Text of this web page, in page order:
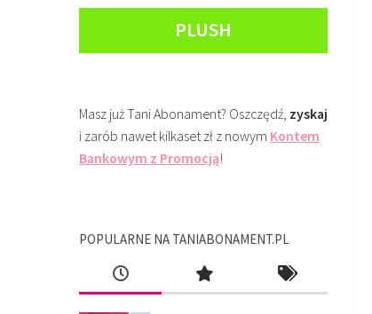
PLUSH
Masz już Tani Abonament? Oszczędź, zyskaj
i zarób nawet kilkaset zł z nowym Kontem
Bankowym z Promocją!
POPULARNE NA TANIABONAMENT.PL